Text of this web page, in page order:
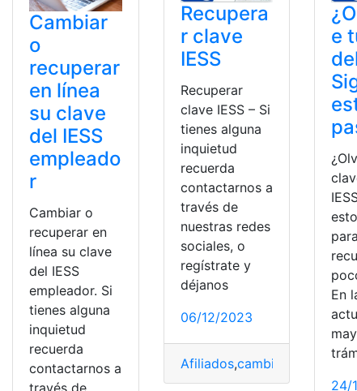
Cambiar
o
recuperar
en línea
su clave
del IESS
empleado
r
Cambiar o
recuperar en
línea su clave
del IESS
empleador. Si
tienes alguna
inquietud
recuerda
contactarnos a
Recupera
r clave
IESS
Recuperar
clave IESS – Si
tienes alguna
inquietud
recuerda
contactarnos a
través de
nuestras redes
sociales, o
regístrate y
déjanos
06/12/2023
Afiliados,cambiar Cambiar
e
para
En
24/